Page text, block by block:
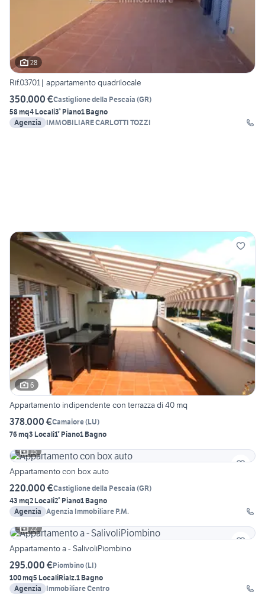
28
Rif.03701| appartamento quadrilocale
350.000 €Castiglione della Pescaia (GR)
58 mq4 Locali3° Piano1 Bagno
Agenzia
IMMOBILIARE CARLOTTI TOZZI
6
Appartamento indipendente con terrazza di 40 mq
378.000 €Camaiore(LU)
76 mq3 Locali1° Piano1 Bagno
15
Appartamento con box auto
220.000 €Castiglione della Pescaia (GR)
43 mq2 Locali2° Piano1 Bagno
Agenzia Agenzia Immobiliare P.M.
22
Appartamento a - SalivoliPiombino
295.000 €Piombino(LI)
100 mq5 LocaliRialz.1 Bagno
Agenzia
Immobiliare Centro